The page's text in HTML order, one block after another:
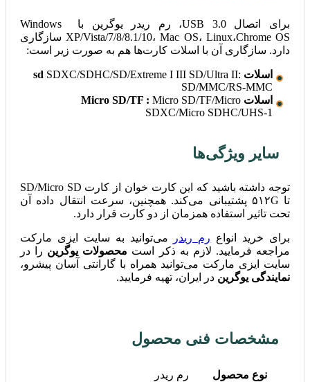
برای اتصال USB 3.0، رم ریدر یوگرین با Windows
XP/Vista/7/8/8.1/10، Mac OS، Linux،Chrome OS سازگاری
دارد. سازگاری آن با اسلات کارت‌ها هم به‌ صورت زیر است:
اسلات :
sd SDXC/SDHC/SD/Extreme I III SD/Ultra II
SD/MMC/RS-MMC
اسلات
: Micro SD/TF/Micro
SDXC/Micro SDHC/UHS-1
سایر ویژگی‌ها
توجه داشته باشید که این کارت خوان از کارت SD/Micro SD
تا ۵۱۲G پشتیبانی می‌کند. همچنین، سرعت انتقال داده آن
تحت تاثیر استفاده همزمان از دو کارت قرار دارد.
برای خرید انواع رم ریدر
می‌توانید به سایت ایزی مارکت
مراجعه فرمایید. لازم به ذکر است محصولات یوگرین را در
سایت ایزی مارکت می‌توانید همراه با گارانتی آسان پیشرو،
نمایندگی یوگرین در ایران، تهیه فرمایید.
مشخصات فنی محصول
نوع محصول رم ریدر